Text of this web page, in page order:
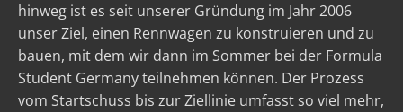
hinweg ist es seit unserer Gründung im Jahr 2006
unser Ziel, einen Rennwagen zu konstruieren und zu
bauen, mit dem wir dann im Sommer bei der Formula
Student Germany teilnehmen können. Der Prozess
vom Startschuss bis zur Ziellinie umfasst so viel mehr,